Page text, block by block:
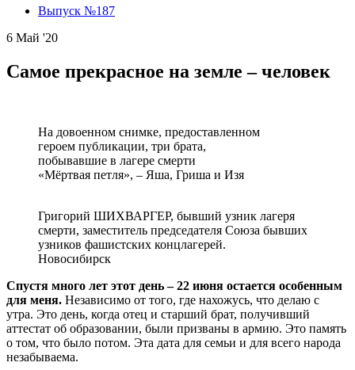
Выпуск №187
6 Май '20
Самое прекрасное на земле – человек
На довоенном снимке, предоставленном
героем публикации, три брата,
побывавшие в лагере смерти
«Мёртвая петля», – Яша, Гриша и Изя
Григорий ШИХВАРГЕР, бывший узник лагеря
смерти, заместитель председателя Союза бывших
узников фашистских концлагерей.
Новосибирск
Спустя много лет этот день – 22 июня остается особенным
для меня. Независимо от того, где нахожусь, что делаю с
утра. Это день, когда отец и старший брат, получивший
аттестат об образовании, были призваны в армию. Это память
о том, что было потом. Эта дата для семьи и для всего народа
незабываема.